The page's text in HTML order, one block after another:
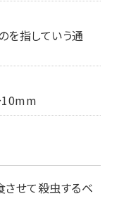
を指していう通
させて殺虫するベ